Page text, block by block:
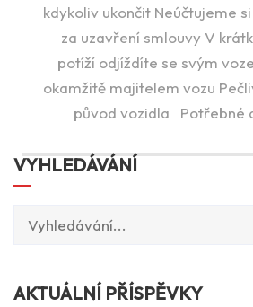
kdykoliv ukončit Neúčtujeme
za uzavření smlouvy V
potíží odjíždíte se svým
okamžitě majitelem vozu
původ vozidla Potřebné
VYHLEDÁVÁNÍ
AKTUÁLNÍ PŘÍSPĚVKY